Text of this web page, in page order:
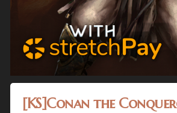
[KS]Conan the